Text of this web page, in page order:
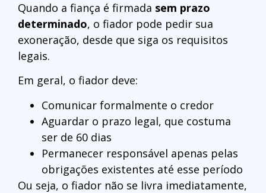
Quando a fiança é firmada sem prazo
determinado, o fiador pode pedir sua
exoneração, desde que siga os requisitos
legais.
Em geral, o fiador deve:
Comunicar formalmente o credor
Aguardar o prazo legal, que costuma
ser de 60 dias
Permanecer responsável apenas pelas
obrigações existentes até esse período
Ou seja, o fiador não se livra imediatamente,